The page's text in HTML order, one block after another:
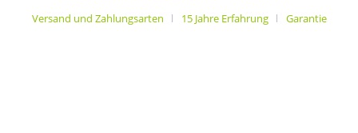
Versand und Zahlungsarten
15 Jahre Erfahrung Garantie